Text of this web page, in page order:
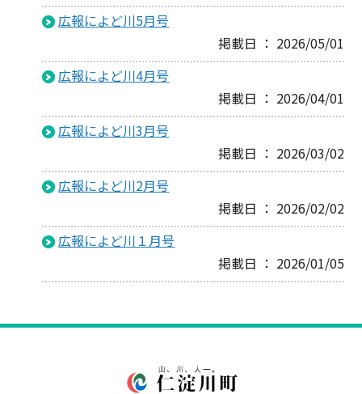
広報によど川5月号
掲載日 ： 2026/05/01
広報によど川4月号
掲載日 ： 2026/04/01
広報によど川3月号
掲載日 ： 2026/03/02
広報によど川2月号
掲載日 ： 2026/02/02
広報によど川１月号
掲載日 ： 2026/01/05